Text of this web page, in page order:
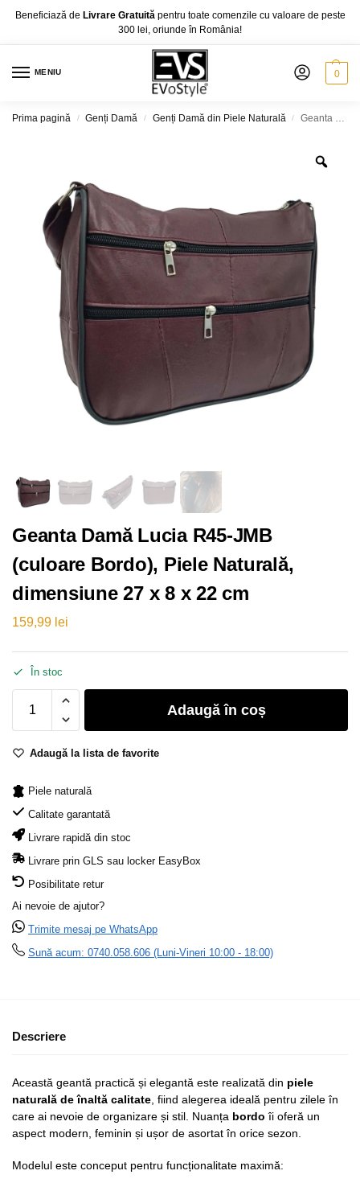
Beneficiază de Livrare Gratuită pentru toate comenzile cu valoare de peste
300 lei, oriunde în România!
MENIU 0
Prima pagină / Genți Damă / Genți Damă din Piele Naturală / Geanta Damă Lucia R45-JMB (culoare Bordo), Piele Naturală, dimensiune 27 x 8 x 22 cm
Geanta Damă Lucia R45-JMB
(culoare Bordo), Piele Naturală,
dimensiune 27 x 8 x 22 cm
159,99 lei
În stoc
Adaugă în coș
Adaugă la lista de favorite
Piele naturală
Calitate garantată
Livrare rapidă din stoc
Livrare prin GLS sau locker EasyBox
Posibilitate retur
Ai nevoie de ajutor?
Trimite mesaj pe WhatsApp
Sună acum: 0740.058.606 (Luni-Vineri 10:00 - 18:00)
Descriere
Această geantă practică și elegantă este realizată din piele
naturală de înaltă calitate , fiind alegerea ideală pentru zilele în
care ai nevoie de organizare și stil. Nuanța bordo îi oferă un
aspect modern, feminin și ușor de asortat în orice sezon.
Modelul este conceput pentru funcționalitate maximă: